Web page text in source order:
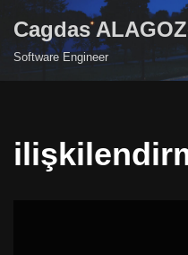
Skip
Cagdas ALAGOZ
Software Engineer